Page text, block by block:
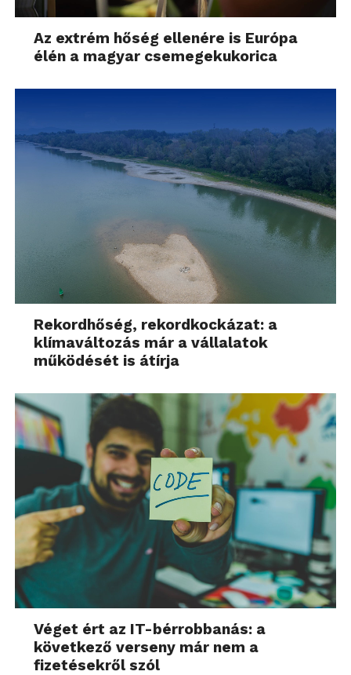
Az extrém hőség ellenére is Európa
élén a magyar csemegekukorica
Rekordhőség, rekordkockázat: a
klímaváltozás már a vállalatok
működését is átírja
Véget ért az IT-bérrobbanás: a
következő verseny már nem a
fizetésekről szól